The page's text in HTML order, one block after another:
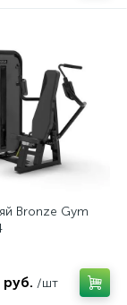
Bronze Gym
/шт